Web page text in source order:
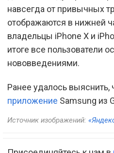
навсегда от привычных
отображаются в нижней
владельцы iPhone X и
итоге все пользователи
нововведениями.
Ранее удалось выяснить,
приложение Samsung из
Источник изображений: